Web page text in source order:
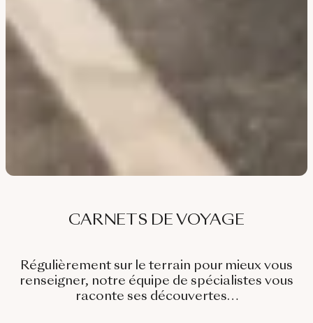
CARNETS DE VOYAGE
Régulièrement sur le terrain pour mieux vous
renseigner, notre équipe de spécialistes vous
raconte ses découvertes…